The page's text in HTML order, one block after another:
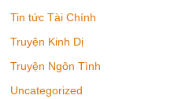
Tin tức Tài Chính
Truyện Kinh Dị
Truyện Ngôn Tình
Uncategorized